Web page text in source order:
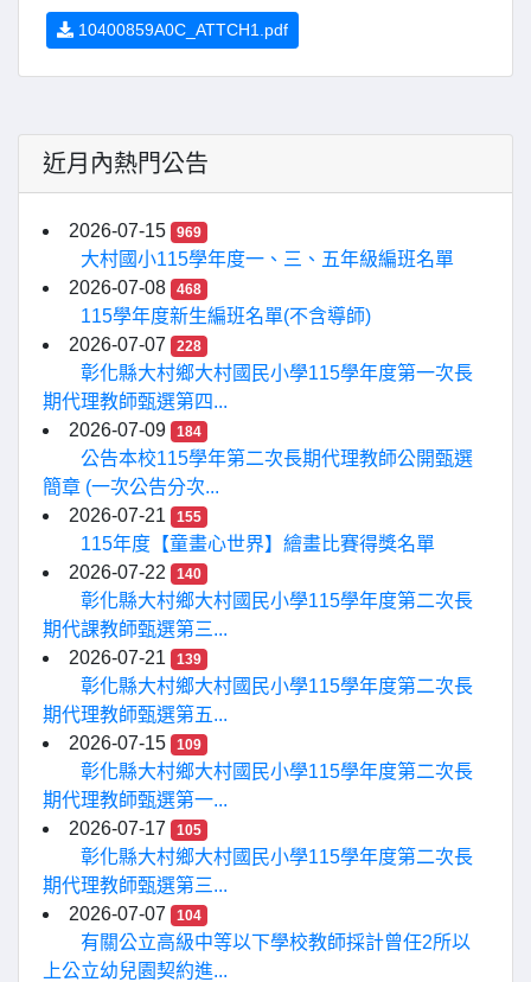
10400859A0C_ATTCH1.pdf
近月內熱門公告
2026-07-15 969
大村國小115學年度一、三、五年級編班名單
2026-07-08
468
115學年度新生編班名單(不含導師)
2026-07-07
228
彰化縣大村鄉大村國民小學115學年度第一次長
期代理教師甄選第四...
2026-07-09
184
公告本校115學年第二次長期代理教師公開甄選
簡章 (一次公告分次...
2026-07-21
155
115年度【童畫心世界】繪畫比賽得獎名單
2026-07-22
140
彰化縣大村鄉大村國民小學115學年度第二次長
期代課教師甄選第三...
2026-07-21
139
彰化縣大村鄉大村國民小學115學年度第二次長
期代理教師甄選第五...
2026-07-15
109
彰化縣大村鄉大村國民小學115學年度第二次長
期代理教師甄選第一...
2026-07-17
105
彰化縣大村鄉大村國民小學115學年度第二次長
期代理教師甄選第三...
2026-07-07
104
有關公立高級中等以下學校教師採計曾任2所以
上公立幼兒園契約進...